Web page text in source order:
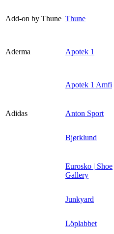
Add-on by Thune Thune
Aderma Apotek 1
Apotek 1 Amfi
Adidas
Anton Sport
Bjørklund
Eurosko | Shoe
Gallery
Junkyard
Löplabbet